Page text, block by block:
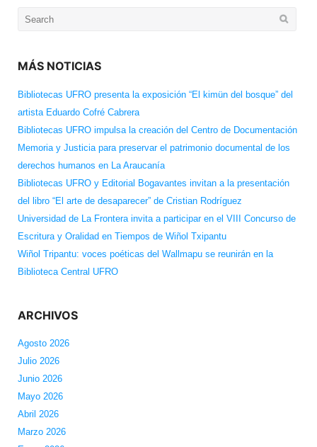
Search
MÁS NOTICIAS
Bibliotecas UFRO presenta la exposición “El kimün del bosque” del
artista Eduardo Cofré Cabrera
Bibliotecas UFRO impulsa la creación del Centro de Documentación
Memoria y Justicia para preservar el patrimonio documental de los
derechos humanos en La Araucanía
Bibliotecas UFRO y Editorial Bogavantes invitan a la presentación
del libro “El arte de desaparecer” de Cristian Rodríguez
Universidad de La Frontera invita a participar en el VIII Concurso de
Escritura y Oralidad en Tiempos de Wiñol Txipantu
Wiñol Tripantu: voces poéticas del Wallmapu se reunirán en la
Biblioteca Central UFRO
ARCHIVOS
Agosto 2026
Julio 2026
Junio 2026
Mayo 2026
Abril 2026
Marzo 2026